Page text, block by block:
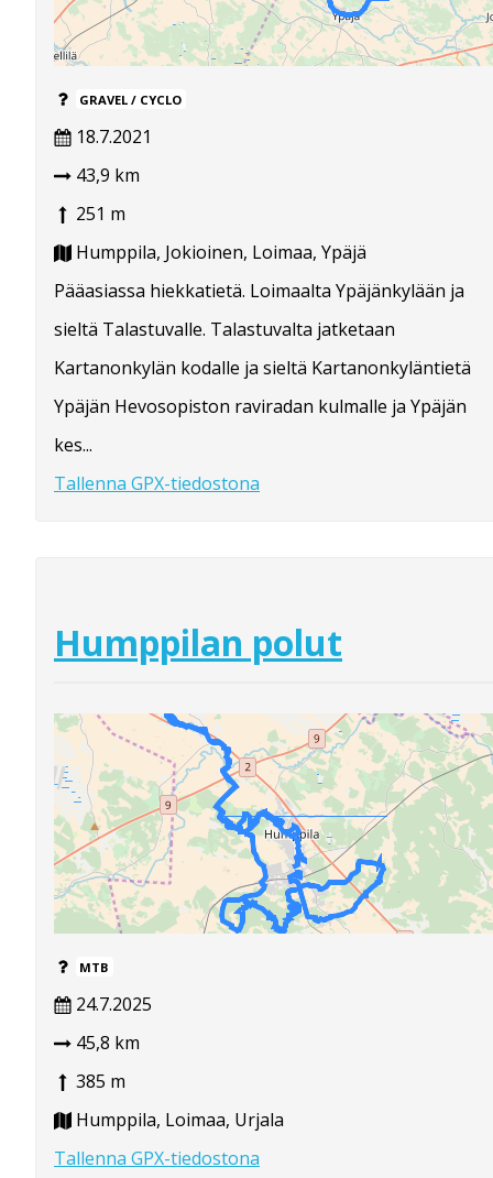
GRAVEL / CYCLO
18.7.2021
43,9 km
251 m
Humppila, Jokioinen, Loimaa, Ypäjä
Pääasiassa hiekkatietä. Loimaalta Ypäjänkylään ja
sieltä Talastuvalle. Talastuvalta jatketaan
Kartanonkylän kodalle ja sieltä Kartanonkyläntietä
Ypäjän Hevosopiston raviradan kulmalle ja Ypäjän
kes...
Tallenna GPX-tiedostona
Humppilan polut
MTB
24.7.2025
45,8 km
385 m
Humppila, Loimaa, Urjala
Tallenna GPX-tiedostona